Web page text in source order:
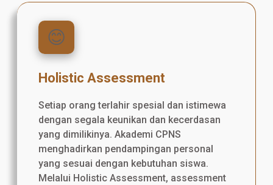
😊
Holistic Assessment
Setiap orang terlahir spesial dan istimewa
dengan segala keunikan dan kecerdasan
yang dimilikinya. Akademi CPNS
menghadirkan pendampingan personal
yang sesuai dengan kebutuhan siswa.
Melalui Holistic Assessment, assessment